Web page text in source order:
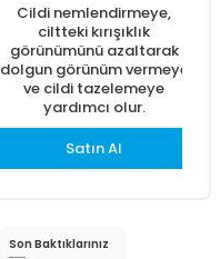
Cildi nemlendirmeye,
ciltteki kırışıklık
görünümünü azaltarak
dolgun görünüm vermeye
ve cildi tazelemeye
yardımcı olur.
Satın Al
Son Baktıklarınız